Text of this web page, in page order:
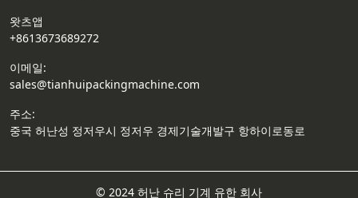
왓츠앱
+8613673689272
이메일:
sales@tianhuipackingmachine.com
주소:
중국 허난성 정저우시 정저우 경제기술개발구 항하이로동로
© 2024 허난 슈리 기계 유한 회사